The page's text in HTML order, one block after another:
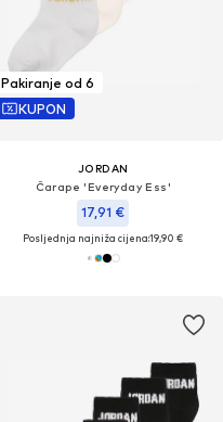
Pakiranje od 6
KUPON
JORDAN
Čarape 'Everyday Ess'
17,91 €
Posljednja najniža cijena:19,90 €